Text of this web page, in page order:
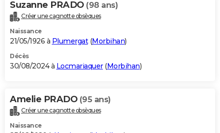
Suzanne PRADO (98 ans)
Créer une cagnotte obsèques
Naissance
21/05/1926 à Plumergat(Morbihan)
Décès
30/08/2024 à Locmariaquer(Morbihan)
Amelie PRADO (95 ans)
Créer une cagnotte obsèques
Naissance